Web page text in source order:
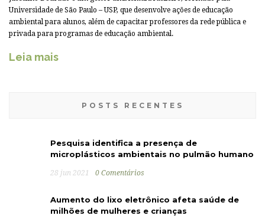
Universidade de São Paulo – USP, que desenvolve ações de educação
ambiental para alunos, além de capacitar professores da rede pública e
privada para programas de educação ambiental.
Leia mais
POSTS RECENTES
Pesquisa identifica a presença de
microplásticos ambientais no pulmão humano
28 jun 2021 0 Comentários
Aumento do lixo eletrônico afeta saúde de
milhões de mulheres e crianças